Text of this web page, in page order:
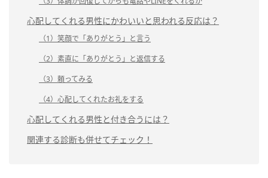
心配してくれる男性にかわいいと思われる反応は？
（1）笑顔で「ありがとう」と言う
（2）素直に「ありがとう」と返信する
（3）頼ってみる
（4）心配してくれたお礼をする
心配してくれる男性と付き合うには？
関連する診断も併せてチェック！